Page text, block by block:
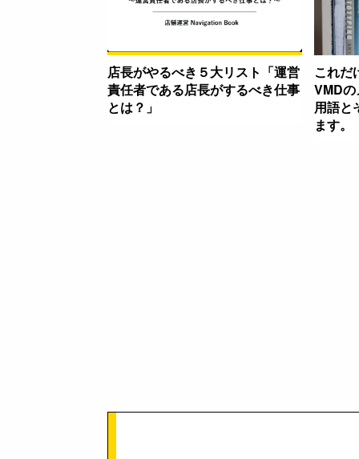
店長がやるべき５大リスト「運営
責任者である店長がするべき仕事
とは？」
これだ
VMD
用語と
ます。